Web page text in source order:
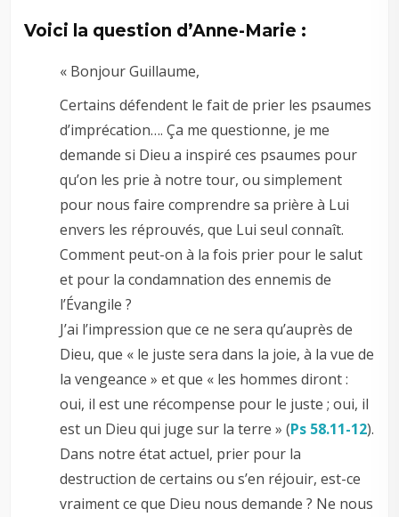
Voici la question d’Anne-Marie :
« Bonjour Guillaume,
Certains défendent le fait de prier les psaumes
d’imprécation…. Ça me questionne, je me
demande si Dieu a inspiré ces psaumes pour
qu’on les prie à notre tour, ou simplement
pour nous faire comprendre sa prière à Lui
envers les réprouvés, que Lui seul connaît.
Comment peut-on à la fois prier pour le salut
et pour la condamnation des ennemis de
l’Évangile ?
J’ai l’impression que ce ne sera qu’auprès de
Dieu, que « le juste sera dans la joie, à la vue de
la vengeance » et que « les hommes diront :
oui, il est une récompense pour le juste ; oui, il
est un Dieu qui juge sur la terre » (Ps 58.11-12).
Dans notre état actuel, prier pour la
destruction de certains ou s’en réjouir, est-ce
vraiment ce que Dieu nous demande ? Ne nous